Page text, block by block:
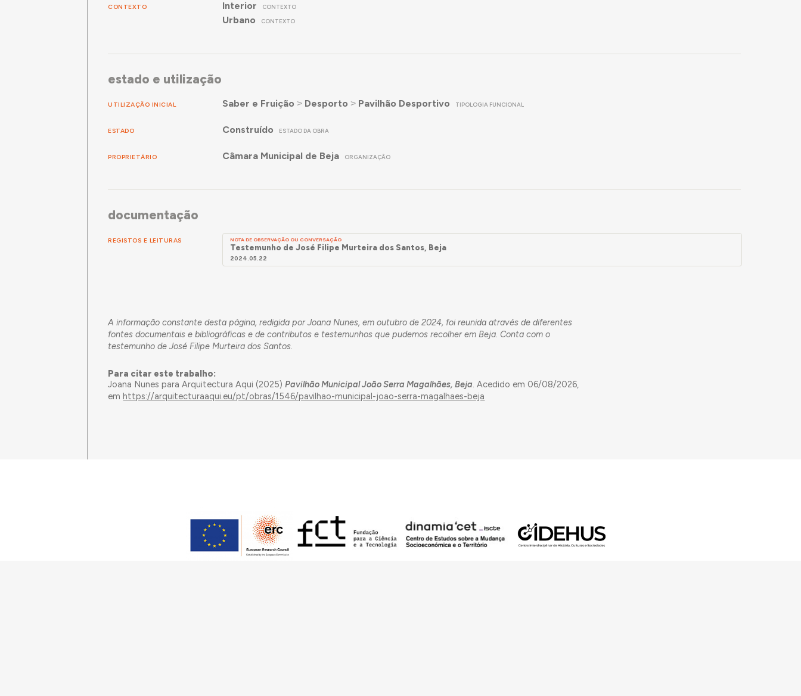
CONTEXTO Interior CONTEXTO
Urbano CONTEXTO
estado e utilização
UTILIZAÇÃO INICIAL Saber e Fruição ˃ Desporto ˃ Pavilhão Desportivo TIPOLOGIA FUNCIONAL
ESTADO Construído ESTADO DA OBRA
PROPRIETÁRIO Câmara Municipal de Beja ORGANIZAÇÃO
documentação
REGISTOS E LEITURAS NOTA DE OBSERVAÇÃO OU CONVERSAÇÃO
Testemunho de José Filipe Murteira dos Santos, Beja
2024.05.22
A informação constante desta página, redigida por Joana Nunes, em outubro de 2024, foi reunida através de diferentes
fontes documentais e bibliográficas e de contributos e testemunhos que pudemos recolher em Beja. Conta com o
testemunho de José Filipe Murteira dos Santos.
Para citar este trabalho:
Joana Nunes para Arquitectura Aqui (2025)Pavilhão Municipal João Serra Magalhães, Beja. Acedido em 06/08/2026,
emhttps://arquitecturaaqui.eu/pt/obras/1546/pavilhao-municipal-joao-serra-magalhaes-beja